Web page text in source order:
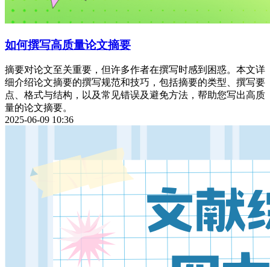
如何撰写高质量论文摘要
摘要对论文至关重要，但许多作者在撰写时感到困惑。本文详
细介绍论文摘要的撰写规范和技巧，包括摘要的类型、撰写要
点、格式与结构，以及常见错误及避免方法，帮助您写出高质
量的论文摘要。
2025-06-09 10:36